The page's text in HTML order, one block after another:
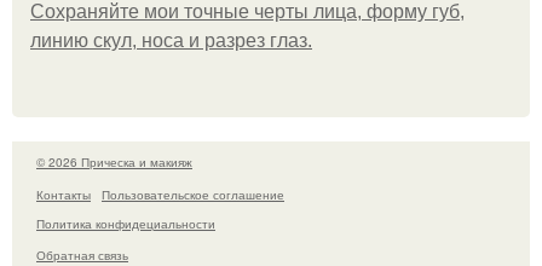
Сохраняйте мои точные черты лица, форму губ,
линию скул, носа и разрез глаз.
© 2026 Прическа и макияж
Контакты
Пользовательское соглашение
Политика конфидециальности
Обратная связь